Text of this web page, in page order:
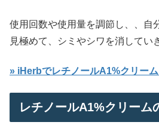
使用回数や使用量を調節し、、自
見極めて、シミやシワを消してい
» iHerbでレチノールA1%クリー
レチノールA1%クリーム